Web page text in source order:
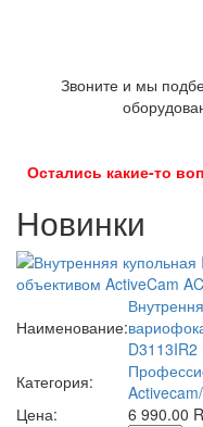
Звоните и мы
Остались какие-то
Новинки
Наименование:
D3113IR2
Категория:
Цена:
6 990.00